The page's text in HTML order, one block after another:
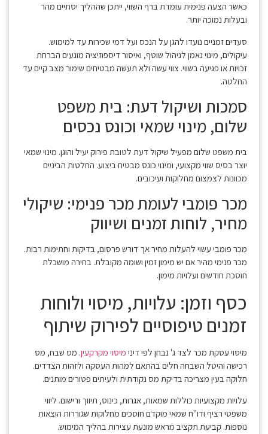
כאשר הצעה פנימית עומדת ברף השווי, ייתכן שההליך יסתיים מהר
ובעלות נמוכה יותר.
סעדים זמניים נועדו להגן על הנכס ועל דמי שכירות עד למימוש.
עיקולים, מינוי נאמן לניהול שוטף, ואיסור דיספוזיציה מונעים הברחת
זכויות או פגיעה בשווי. צווי עשה ולא תעשה מבטיחים שימור מצב קיים עד
החלטה.
סמכות ושיקול דעת: בית משפט
שלום, מינוי שמאי וכונס נכסים
בית משפט שלום מפעיל שיקול דעת לטובת פירוק יעיל והוגן. מינוי שמאי
יוצר בסיס שווי מקצועי, ומינוי כונס מבטיח ביצוע. החלטות הביניים
מכוונות לצמצום מחלוקות ועיכובים.
מכר פומבי לעומת מכר פנימי: שיקולי
מחיר, לוחות זמנים ושיווק
מכר פומבי עשוי להעלות מחיר אך דורש פרסום, בדיקות וחתימות רבות.
מכר פנימי מהיר אם יש מימון זמין ושומה מקובלת. בחירה מושכלת
חוסכת חודשים ועלויות מימון.
כסף וזמן: עלויות, מיסוי ולוחות
זמנים טיפוסיים לפירוק שיתוף
מיסוי עסקת מכר לצד ג' נבחן לפי דיני מיסוי מקרקעין. מס שבח, מס
רכישה והיטל השבחה חלים בהתאם למהות העסקה ולזהות הצדדים.
חלוקה בעין מצריכה בדיקת מס נקודתית ולעיתים פטורים מותנים.
עלויות מקצועיות כוללות שמאות, אגרות, כינוס, תיווך ורישום. ליווי
משפטי רציף ודו"ח שמאי מוקדם חוסכים מחלוקות שגוררות הוצאות
נוספות. קביעת תקציב מראש מונעת עצירות בהליך המימוש.